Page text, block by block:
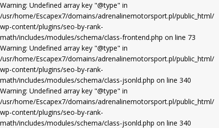
Warning: Undefined array key "@type" in
/usr/home/Escapex7/domains/adrenalinemotorsport.pl/public_html/
wp-content/plugins/seo-by-rank-
math/includes/modules/schema/class-frontend.php on line 73
Warning: Undefined array key "@type" in
/usr/home/Escapex7/domains/adrenalinemotorsport.pl/public_html/
wp-content/plugins/seo-by-rank-
math/includes/modules/schema/class-jsonld.php on line 340
Warning: Undefined array key "@type" in
/usr/home/Escapex7/domains/adrenalinemotorsport.pl/public_html/
wp-content/plugins/seo-by-rank-
math/includes/modules/schema/class-jsonld.php on line 340